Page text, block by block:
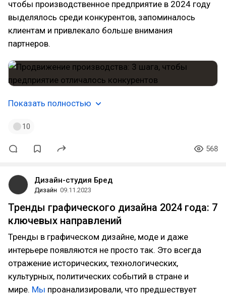
чтобы производственное предприятие в 2024 году
выделялось среди конкурентов, запоминалось
клиентам и привлекало больше внимания
партнеров.
Показать полностью
10
568
Дизайн-студия Бред
Дизайн 09.11.2023
Тренды графического дизайна 2024 года: 7
ключевых направлений
Тренды в графическом дизайне, моде и даже
интерьере появляются не просто так. Это всегда
отражение исторических, технологических,
культурных, политических событий в стране и
мире. Мы проанализировали, что предшествует